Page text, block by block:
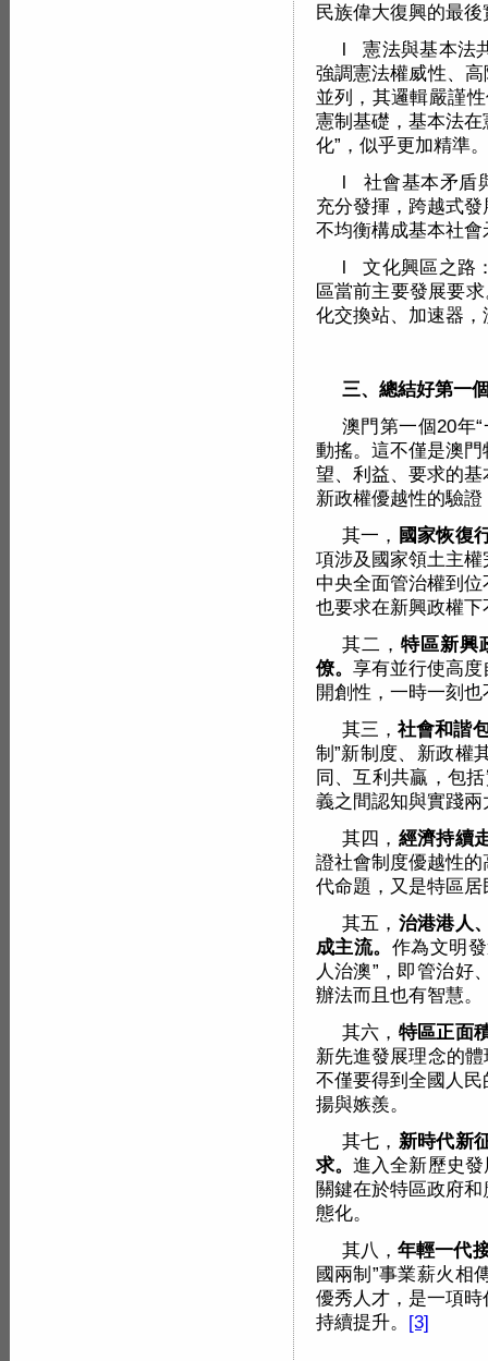
民族偉大復興的最
l 憲法與基本法
強調憲法權威性、
並列，其邏輯嚴謹
憲制基礎，基本法
化”，似乎更加精準。
l 社會基本矛盾
充分發揮，跨越式
不均衡構成基本社會
l 文化興區之路
區當前主要發展要
化交換站、加速器
三、總結好第一
澳門第一個20年
動搖。這不僅是澳
望、利益、要求的
新政權優越性的驗
其一， 國家恢復
項涉及國家領土主
中央全面管治權到
也要求在新興政權
其二， 特區新興
僚。 享有並行使高
開創性，一時一刻
其三， 社會和諧
制”新制度、新政權
同、互利共贏，包
義之間認知與實踐
其四， 經濟持續
證社會制度優越性
代命題，又是特區
其五， 治港港人
成主流。 作為文明
人治澳”，即管治好
辦法而且也有智慧。
其六， 特區正面
新先進發展理念的
不僅要得到全國人
揚與嫉羨。
其七， 新時代新
求。 進入全新歷史
關鍵在於特區政府
態化。
其八， 年輕一代
國兩制”事業薪火相
優秀人才，是一項
持續提升。 [3]